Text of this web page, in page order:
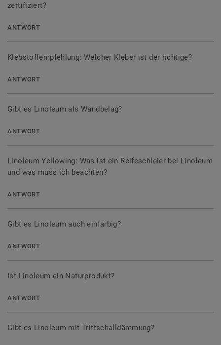
zertifiziert?
ANTWORT
Klebstoffempfehlung: Welcher Kleber ist der richtige?
ANTWORT
Gibt es Linoleum als Wandbelag?
ANTWORT
Linoleum Yellowing: Was ist ein Reifeschleier bei Linoleum
und was muss ich beachten?
ANTWORT
Gibt es Linoleum auch einfarbig?
ANTWORT
Ist Linoleum ein Naturprodukt?
ANTWORT
Gibt es Linoleum mit Trittschalldämmung?